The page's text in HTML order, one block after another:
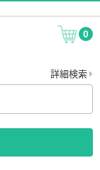
0
詳細検索